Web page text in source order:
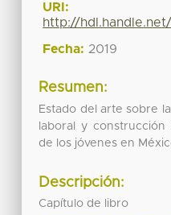
URI:
http://
Fecha: 2019
Resumen:
Estado del arte sobre
laboral y construcción
de los jóvenes en
Descripción:
Capítulo de libro